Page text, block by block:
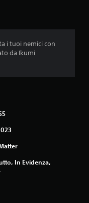
i tuoi nemici con
da Ikumi
In Evidenza,